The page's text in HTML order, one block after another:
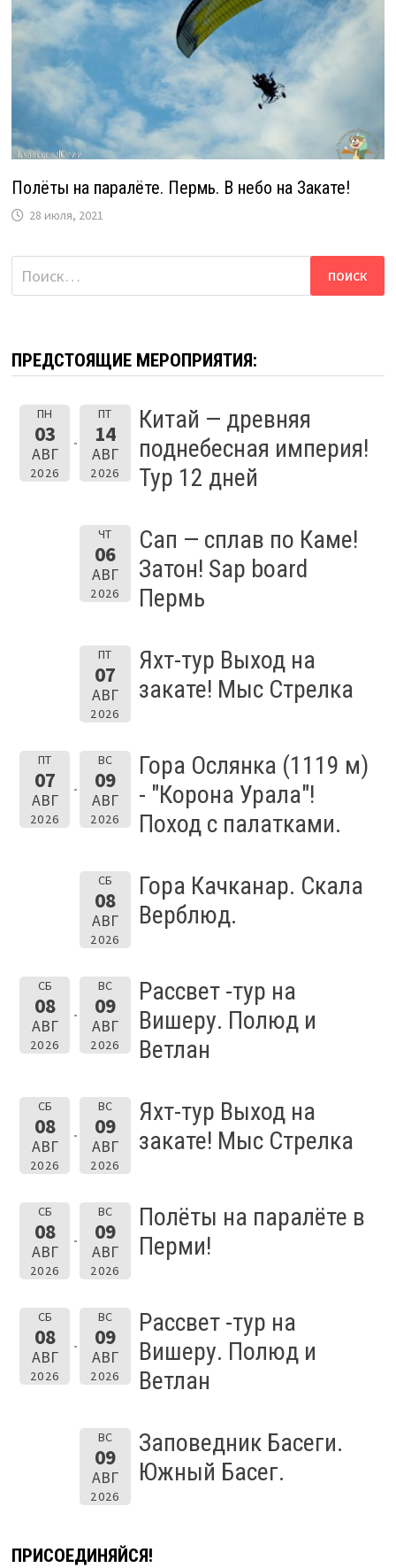
Полёты на паралёте. Пермь. В небо на Закате!
28 июля, 2021
Найти:
ПРЕДСТОЯЩИЕ МЕРОПРИЯТИЯ:
ПН
03
АВГ
2026
ПТ
14
АВГ
2026
Китай — древняя
поднебесная империя!
Тур 12 дней
ЧТ
06
АВГ
2026
Сап — сплав по Каме!
Затон! Sap board
Пермь
ПТ
07
АВГ
2026
Яхт-тур Выход на
закате! Мыс Стрелка
ПТ
07
АВГ
2026
ВС
09
АВГ
2026
Гора Ослянка (1119 м)
- "Корона Урала"!
Поход с палатками.
СБ
08
АВГ
2026
Гора Качканар. Скала
Верблюд.
СБ
08
АВГ
2026
ВС
09
АВГ
2026
Рассвет -тур на
Вишеру. Полюд и
Ветлан
СБ
08
АВГ
2026
ВС
09
АВГ
2026
Яхт-тур Выход на
закате! Мыс Стрелка
СБ
08
АВГ
2026
ВС
09
АВГ
2026
Полёты на паралёте в
Перми!
СБ
08
АВГ
2026
ВС
09
АВГ
2026
Рассвет -тур на
Вишеру. Полюд и
Ветлан
ВС
09
АВГ
2026
Заповедник Басеги.
Южный Басег.
ПРИСОЕДИНЯЙСЯ!